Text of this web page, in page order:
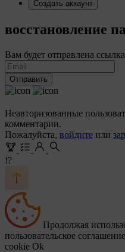
Создать аккаунт
восстановление
Вам будет отправлена
Отправить
Неавторизованные
комментарии.
Пожалуйста, войдите или
!?
Продолжая
пользовательское
cookie Ok